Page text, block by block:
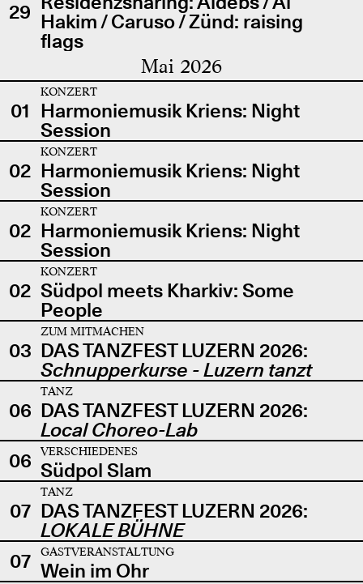
29 Hakim / Caruso / Zünd: raising
flags
Mai 2026
01
KONZERT
Harmoniemusik Kriens: Night
Session
02
KONZERT
Harmoniemusik Kriens: Night
Session
02
KONZERT
Harmoniemusik Kriens: Night
Session
02
KONZERT
Südpol meets Kharkiv: Some
People
03
ZUM MITMACHEN
DAS TANZFEST LUZERN 2026:
Schnupperkurse - Luzern tanzt
06
TANZ
DAS TANZFEST LUZERN 2026:
Local Choreo-Lab
06
VERSCHIEDENES
Südpol Slam
07
TANZ
DAS TANZFEST LUZERN 2026:
LOKALE BÜHNE
07
GASTVERANSTALTUNG
Wein im Ohr